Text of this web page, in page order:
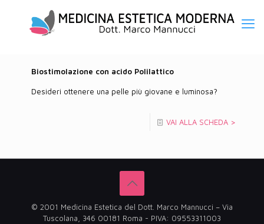
Biostimolazione con acido Polilattico
Desideri ottenere una pelle più giovane e luminosa?
VAI ALLA SCHEDA >
© 2001 Medicina Estetica del Dott. Marco Mannucci – Via
Tuscolana, 346 00181 Roma - PIVA: 09553311003